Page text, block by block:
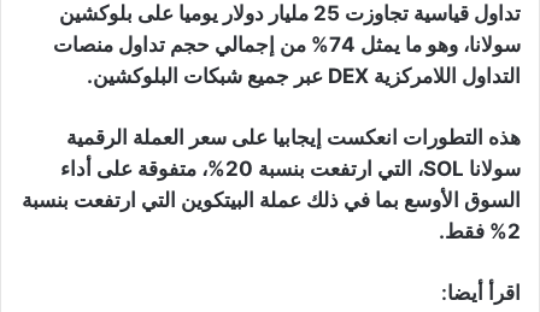
تداول قياسية تجاوزت 25 مليار دولار يوميا على بلوكشين
سولانا، وهو ما يمثل 74% من إجمالي حجم تداول منصات
التداول اللامركزية DEX عبر جميع شبكات البلوكشين.
هذه التطورات انعكست إيجابيا على سعر العملة الرقمية
سولانا SOL، التي ارتفعت بنسبة 20%، متفوقة على أداء
السوق الأوسع بما في ذلك عملة البيتكوين التي ارتفعت بنسبة
2% فقط.
اقرأ أيضا: